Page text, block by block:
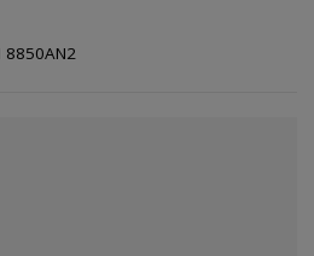
8850AN2